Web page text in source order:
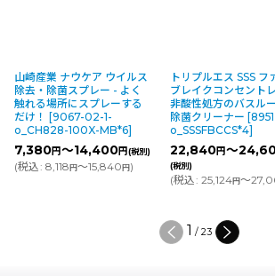
山崎産業 ナウケア ウイルス
除去・除菌スプレー - よく
触れる場所にスプレーする
だけ！
[9067-02-1-
o_CH828-100X-MB*6]
7,380円～14,400円(税別)
(税込: 8,118円～15,840円)
トリプルエス SSS フ
ブレイクコンセント
非酸性処方のバスル
除菌クリーナー [
o_SSSFBCCS*4]
22,840円～
(税別)
(税込: 25,124円～
1 / 23